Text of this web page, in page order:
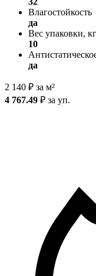
Влагостойкость
да
Вес упаковки, кг
10
да
2 140 ₽ за м²
4 767.49 ₽ за уп.